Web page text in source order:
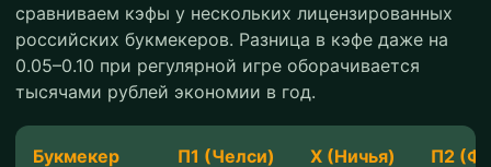
сравниваем кэфы у нескольких лицензированных
российских букмекеров. Разница в кэфе даже на
0.05–0.10 при регулярной игре оборачивается
тысячами рублей экономии в год.
Букмекер П1 (Челси) Х (Ничья) П2